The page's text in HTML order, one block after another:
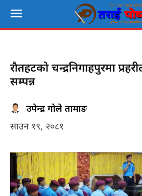
राैतहटकाे चन्द्रनिगाहपुरमा
सम्पन्न
उपेन्द्र गोले तामाङ
साउन १९, २०८१